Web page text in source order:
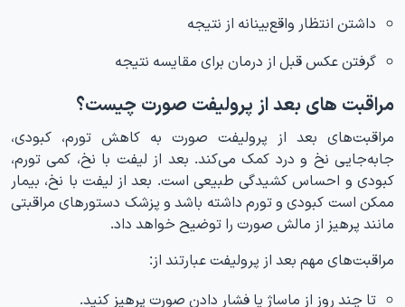
داشتن انتظار واقع‌بینانه از نتیجه
گرفتن عکس قبل از درمان برای مقایسه نتیجه
مراقبت های بعد از پرولیفت صورت چیست؟
مراقبت‌های بعد از پرولیفت صورت به کاهش تورم، کبودی،
جابه‌جایی نخ و درد کمک می‌کند. بعد از لیفت با نخ، کمی تورم،
کبودی و احساس کشیدگی طبیعی است. بعد از لیفت با نخ، بیمار
ممکن است کبودی و تورم داشته باشد و پزشک دستورهای مراقبتی
مانند پرهیز از مالش صورت را توضیح خواهد داد.
مراقبت‌های مهم بعد از پرولیفت عبارتند از:
تا چند روز از ماساژ یا فشار دادن صورت پرهیز کنید.